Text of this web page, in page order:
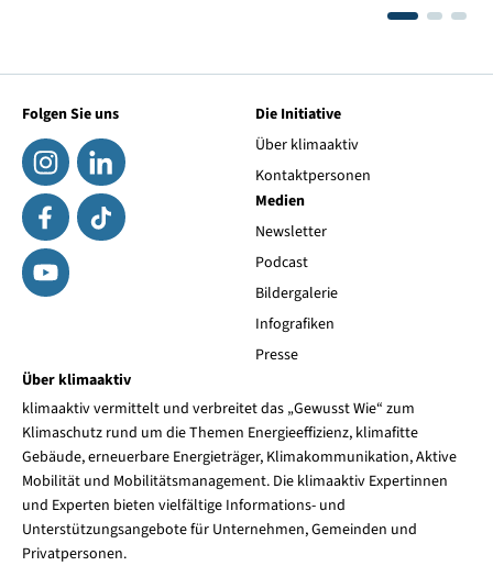
Folgen Sie uns
Die Initiative
Über klimaaktiv
Kontaktpersonen
Medien
Newsletter
Podcast
Bildergalerie
Infografiken
Presse
Über klimaaktiv
klimaaktiv vermittelt und verbreitet das „Gewusst Wie“ zum
Klimaschutz rund um die Themen Energieeffizienz, klimafitte
Gebäude, erneuerbare Energieträger, Klimakommunikation, Aktive
Mobilität und Mobilitätsmanagement. Die klimaaktiv Expertinnen
und Experten bieten vielfältige Informations- und
Unterstützungsangebote für Unternehmen, Gemeinden und
Privatpersonen.